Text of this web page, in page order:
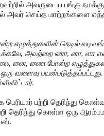
அவருடைய பங்கு நமக்கு
அவர் செய்த மாற்றங்களை
எழுத்துகளின் நெடில்
அவற்றை ணா, னா, ளா
னை, ணை போன்ற
வளைவு
பெரியார் பற்றி தெரிந்து
தெரிந்து கொள்ள ஒரு